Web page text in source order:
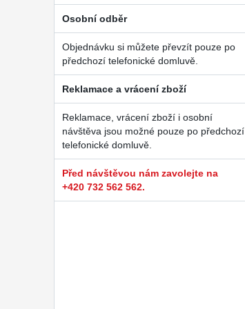
Osobní odběr
Objednávku si můžete převzít pouze po
předchozí telefonické domluvě.
Reklamace a vrácení zboží
Reklamace, vrácení zboží i osobní
návštěva jsou možné pouze po předchozí
telefonické domluvě.
Před návštěvou nám zavolejte na
+420 732 562 562.